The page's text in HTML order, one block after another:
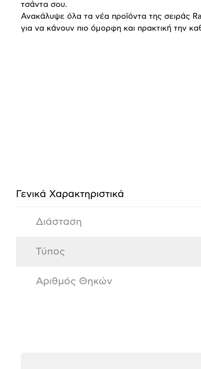
τσάντα σου.
Ανακάλυψε όλα τα νέα προϊόντα της σειράς
για να κάνουν πιο όμορφη και πρακτική την
Γενικά Χαρακτηριστικά
Διάσταση
Τύπος
Αριθμός Θηκών